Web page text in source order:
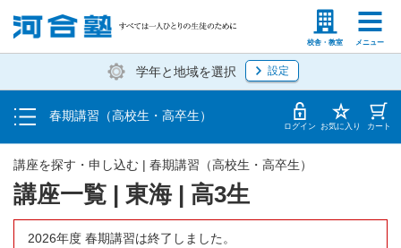
校舎・教室 メニュー
塾生の方 高等学校の先生
学年と地域を選択 設定
春期講習（高校生・高卒生）
受講料・お申し込み方法
受講開始までの流れ
校舎・教室一覧 ログイン お気に入り カート
講座一覧 | 東海 | 高3生
講座を探す・申し込む | 春期講習（高校生・高卒生）
2026年度 春期講習は終了しました。